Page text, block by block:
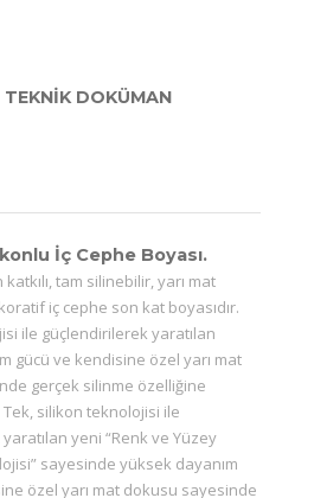
TEKNİK DOKÜMAN
İç Cephe Boyası.
katkılı, tam silinebilir, yarı mat
iç cephe son kat boyasıdır.
ile güçlendirilerek yaratılan
gücü ve kendisine özel yarı mat
gerçek silinme özelliğine
silikon teknolojisi ile
yeni “Renk ve Yüzey
sayesinde yüksek dayanım
özel yarı mat dokusu sayesinde